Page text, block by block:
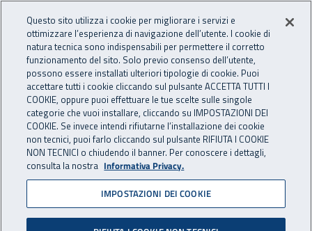
INAIL - Istituto Nazionale
Apri cerca
Navigazione principale
Navigazione - Ti trovi in:
Home Inail comunica News
21 novembre 2019
Buone pratiche per la
Questo sito utilizza i cookie per migliorare i servizi e
ottimizzare l’esperienza di navigazione dell’utente. I cookie di
natura tecnica sono indispensabili per permettere il corretto
funzionamento del sito. Solo previo consenso dell’utente,
possono essere installati ulteriori tipologie di cookie. Puoi
accettare tutti i cookie cliccando sul pulsante ACCETTA TUTTI I
COOKIE, oppure puoi effettuare le tue scelte sulle singole
categorie che vuoi installare, cliccando su IMPOSTAZIONI DEI
COOKIE. Se invece intendi rifiutarne l’installazione dei cookie
non tecnici, puoi farlo cliccando sul pulsante RIFIUTA I COOKIE
NON TECNICI o chiudendo il banner. Per conoscere i dettagli,
consulta la nostra Informativa Privacy.
IMPOSTAZIONI DEI COOKIE